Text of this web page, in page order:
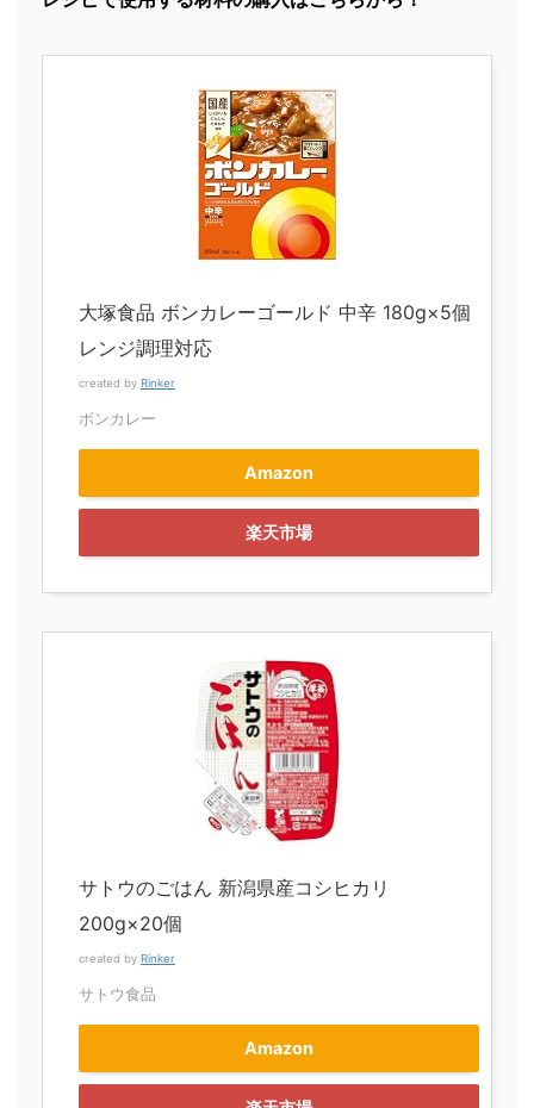
大塚食品 ボンカレーゴールド 中辛 180g×5個
レンジ調理対応
created by Rinker
ボンカレー
Amazon
楽天市場
サトウのごはん 新潟県産コシヒカリ
200g×20個
created by Rinker
サトウ食品
Amazon